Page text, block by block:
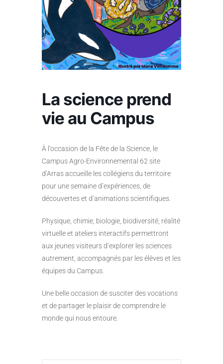
La science prend
vie au Campus
À l’occasion de la Fête de la Science, le
Campus Agro-Environnemental 62 site
d’Arras accueille les collégiens du territoire
pour une semaine d’expériences, de
découvertes et d’animations scientifiques.
Physique, chimie, biologie, biodiversité, réalité
virtuelle et ateliers interactifs permettront
aux jeunes visiteurs d’explorer les sciences
autrement, accompagnés par les élèves et les
équipes du Campus.
Une belle occasion de susciter des vocations
et de partager le plaisir de comprendre le
monde qui nous entoure.